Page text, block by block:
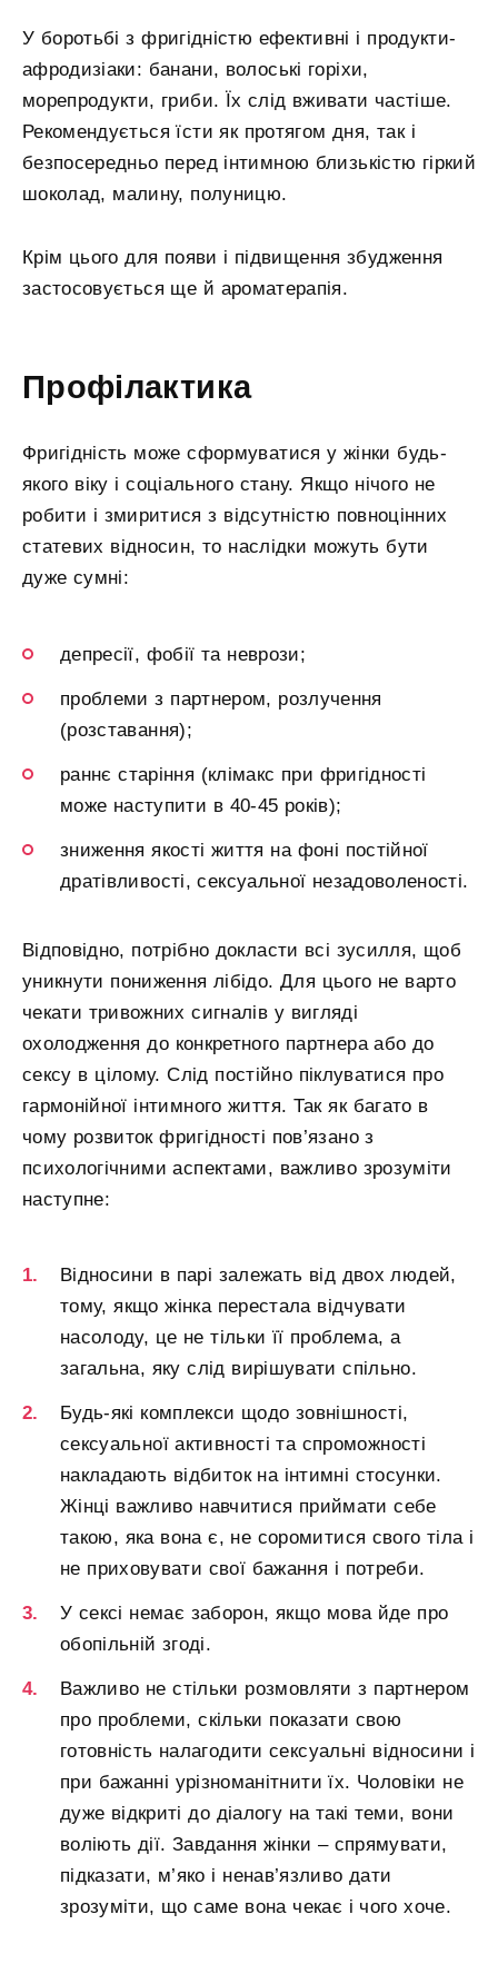
У боротьбі з фригідністю ефективні і продукти-
афродизіаки: банани, волоські горіхи,
морепродукти, гриби. Їх слід вживати частіше.
Рекомендується їсти як протягом дня, так і
безпосередньо перед інтимною близькістю гіркий
шоколад, малину, полуницю.
Крім цього для появи і підвищення збудження
застосовується ще й ароматерапія.
Профілактика
Фригідність може сформуватися у жінки будь-
якого віку і соціального стану. Якщо нічого не
робити і змиритися з відсутністю повноцінних
статевих відносин, то наслідки можуть бути
дуже сумні:
депресії, фобії та неврози;
проблеми з партнером, розлучення
(розставання);
раннє старіння (клімакс при фригідності
може наступити в 40-45 років);
зниження якості життя на фоні постійної
дратівливості, сексуальної незадоволеності.
Відповідно, потрібно докласти всі зусилля, щоб
уникнути пониження лібідо. Для цього не варто
чекати тривожних сигналів у вигляді
охолодження до конкретного партнера або до
сексу в цілому. Слід постійно піклуватися про
гармонійної інтимного життя. Так як багато в
чому розвиток фригідності пов’язано з
психологічними аспектами, важливо зрозуміти
наступне:
Відносини в парі залежать від двох людей,
тому, якщо жінка перестала відчувати
насолоду, це не тільки її проблема, а
загальна, яку слід вирішувати спільно.
Будь-які комплекси щодо зовнішності,
сексуальної активності та спроможності
накладають відбиток на інтимні стосунки.
Жінці важливо навчитися приймати себе
такою, яка вона є, не соромитися свого тіла і
не приховувати свої бажання і потреби.
У сексі немає заборон, якщо мова йде про
обопільній згоді.
Важливо не стільки розмовляти з партнером
про проблеми, скільки показати свою
готовність налагодити сексуальні відносини і
при бажанні урізноманітнити їх. Чоловіки не
дуже відкриті до діалогу на такі теми, вони
воліють дії. Завдання жінки – спрямувати,
підказати, м’яко і ненав’язливо дати
зрозуміти, що саме вона чекає і чого хоче.